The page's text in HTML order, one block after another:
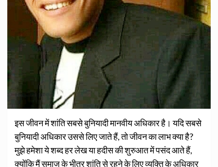
इस जीवन में शांति सबसे बुनियादी मानवीय अधिकार है। यदि सबसे
बुनियादी अधिकार उससे लिए जाते हैं, तो जीवन का लाभ क्या है?
मुझे हमेशा ये शब्द हर लेख या हदीस की शुरुआत में पसंद आते हैं,
क्योंकि मैं समाज के भीतर शांति से रहने के लिए व्यक्ति के अधिकार